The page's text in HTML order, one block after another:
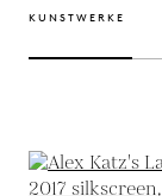
KUNSTWERKE